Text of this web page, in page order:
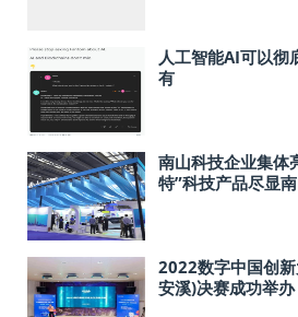
人工智能AI可以彻
有
南山科技企业集体
特”科技产品尽显
2022数字中国创
安溪)决赛成功举办